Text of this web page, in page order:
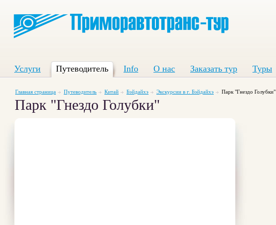
Услуги Путеводитель Info О нас Заказать тур Туры
Главная страница Путеводитель Китай Бэйдайхэ Экскурсии в г. Бэйдайхэ Парк "Гнездо Голубки"
Парк "Гнездо Голубки"